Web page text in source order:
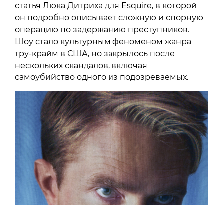
статья Люка Дитриха для Esquire, в которой
он подробно описывает сложную и спорную
операцию по задержанию преступников.
Шоу стало культурным феноменом жанра
тру-крайм в США, но закрылось после
нескольких скандалов, включая
самоубийство одного из подозреваемых.